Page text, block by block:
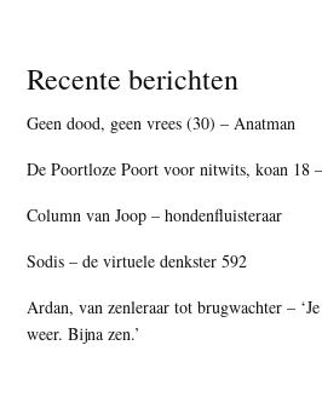
Recente berichten
Geen dood, geen vrees (30) – Anatman
De Poortloze Poort voor nitwits, koan 18
Column van Joop – hondenfluisteraar
Sodis – de virtuele denkster 592
Ardan, van zenleraar tot brugwachter –
weer. Bijna zen.’